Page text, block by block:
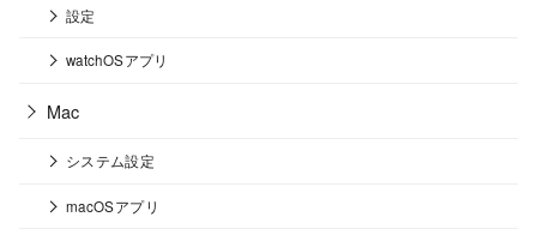
設定
watchOSアプリ
Mac
システム設定
macOSアプリ